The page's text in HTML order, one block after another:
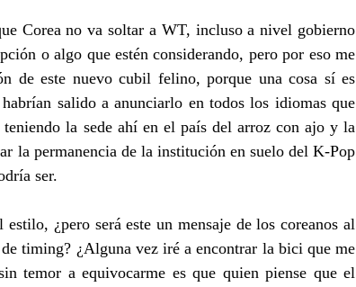
Corea no va soltar a WT, incluso a nivel gobierno
o algo que estén considerando, pero por eso me
de este nuevo cubil felino, porque una cosa sí es
salido a anunciarlo en todos los idiomas que
la sede ahí en el país del arroz con ajo y la
la permanencia de la institución en suelo del K-Pop
ser.
¿pero será este un mensaje de los coreanos al
timing? ¿Alguna vez iré a encontrar la bici que me
temor a equivocarme es que quien piense que el